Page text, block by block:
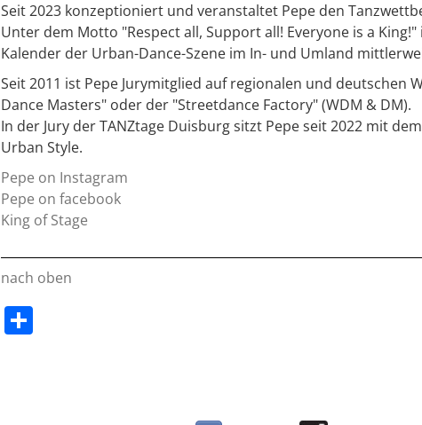
Seit 2023 konzeptioniert und veranstaltet Pepe den
Unter dem Motto "Respect all, Support all! Everyone is a
Kalender der Urban-Dance-Szene im In- und Umland
Seit 2011 ist Pepe Jurymitglied auf regionalen und deutschen
Dance Masters" oder der "Streetdance Factory" (WDM & DM).
In der Jury der TANZtage Duisburg sitzt Pepe seit 2022 mit
Urban Style.
Pepe on Instagram
Pepe on facebook
King of Stage
nach oben
T
ei